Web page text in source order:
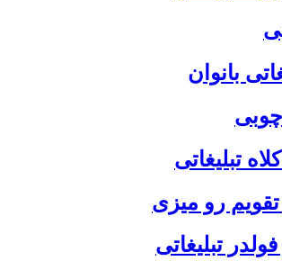
بانوان
تبلیغاتی
رو میزی
تبلیغاتی